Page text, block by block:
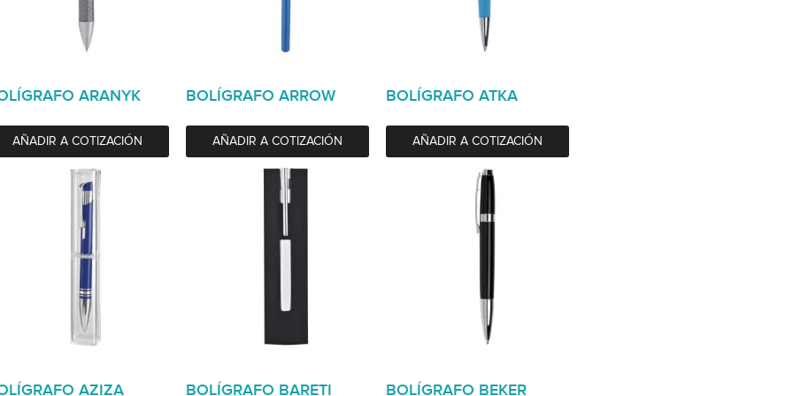
ARANYK
AÑADIR A COTIZACIÓN
BOLÍGRAFO ARROW
AÑADIR A COTIZACIÓN
BOLÍGRAFO ATKA
AÑADIR A COTIZACIÓN
AZIZA BOLÍGRAFO BARETI BOLÍGRAFO BEKER